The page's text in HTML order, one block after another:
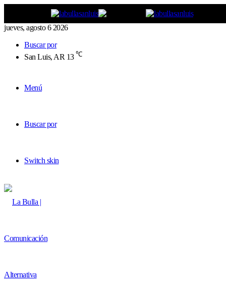
jueves, agosto 6 2026
Buscar por
San Luis, AR 13 ℃
Menú
Buscar por
Switch skin